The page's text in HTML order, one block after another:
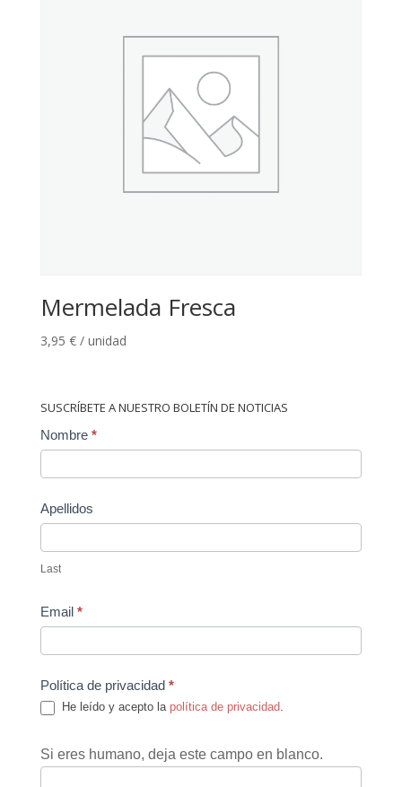
Mermelada Fresca
3,95 € / unidad
SUSCRÍBETE A NUESTRO BOLETÍN DE NOTICIAS
Contact
Nombre *
Apellidos
Last
Email *
Política de privacidad *
He leído y acepto la política de privacidad
Si eres humano, deja este campo en blanco.